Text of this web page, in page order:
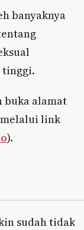
banyaknya
tinggi.
buka alamat
link
).
sudah tidak